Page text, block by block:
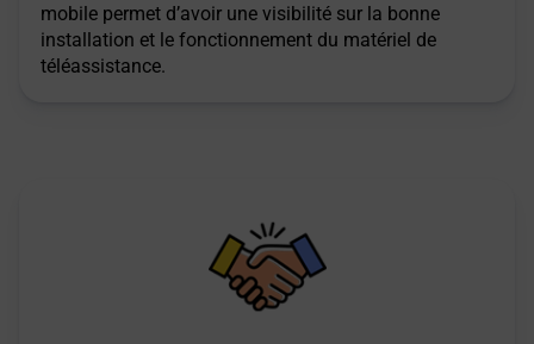
mobile permet d’avoir une visibilité sur la bonne
installation et le fonctionnement du matériel de
téléassistance.